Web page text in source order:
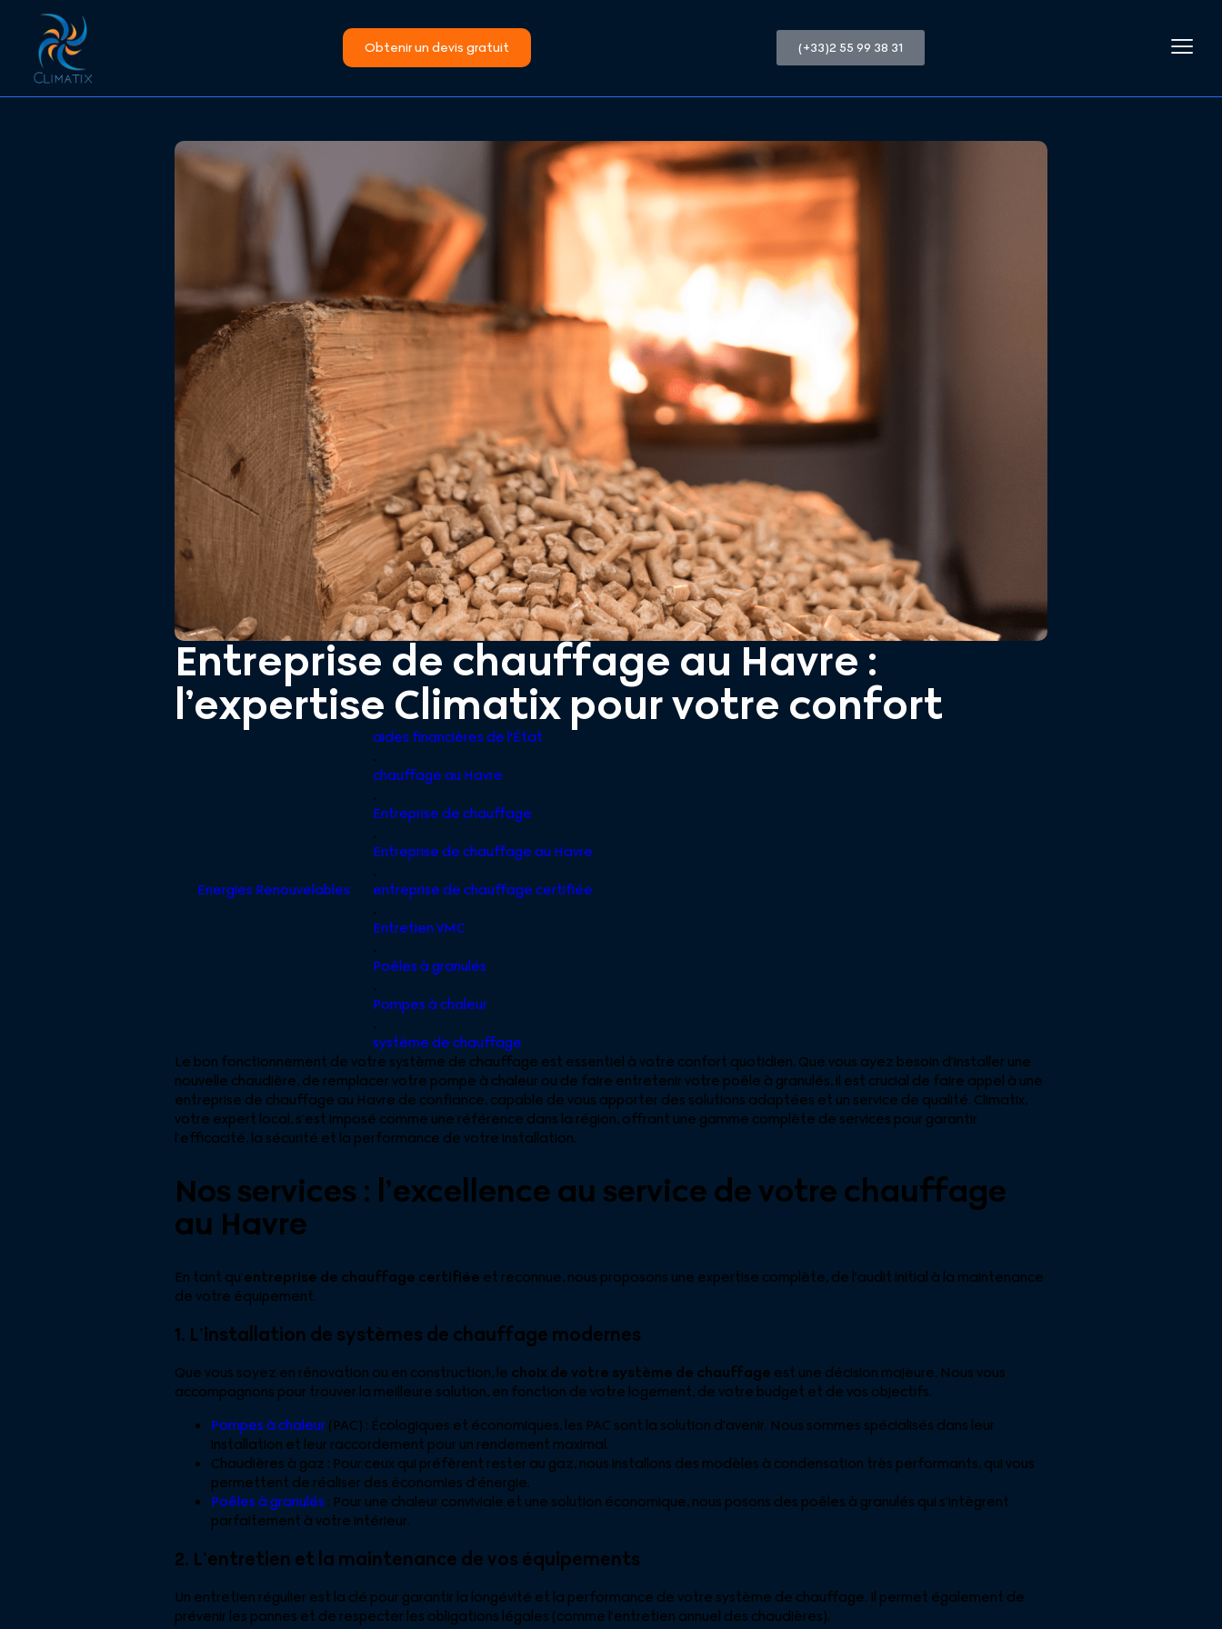
Obtenir un devis gratuit (+33)2 55 99 38 31
Entreprise de chauffage au Havre :
l’expertise Climatix pour votre confort
Energies Renouvelables
aides financières de l'État
,
chauffage au Havre
,
Entreprise de chauffage
,
Entreprise de chauffage au Havre
,
entreprise de chauffage certifiée
,
Entretien VMC
,
Poêles à granulés
,
Pompes à chaleur
,
système de chauffage
Le bon fonctionnement de votre système de chauffage est essentiel à votre confort quotidien. Que vous ayez besoin d’installer une
nouvelle chaudière, de remplacer votre pompe à chaleur ou de faire entretenir votre poêle à granulés, il est crucial de faire appel à une
entreprise de chauffage au Havre de confiance, capable de vous apporter des solutions adaptées et un service de qualité. Climatix,
votre expert local, s’est imposé comme une référence dans la région, offrant une gamme complète de services pour garantir
l’efficacité, la sécurité et la performance de votre installation.
Nos services : l’excellence au service de votre chauffage
au Havre
En tant qu’entreprise de chauffage certifiée et reconnue, nous proposons une expertise complète, de l’audit initial à la maintenance
de votre équipement.
1. L’installation de systèmes de chauffage modernes
Que vous soyez en rénovation ou en construction, le choix de votre système de chauffage est une décision majeure. Nous vous
accompagnons pour trouver la meilleure solution, en fonction de votre logement, de votre budget et de vos objectifs.
Pompes à chaleur(PAC) : Écologiques et économiques, les PAC sont la solution d’avenir. Nous sommes spécialisés dans leur
installation et leur raccordement pour un rendement maximal.
Chaudières à gaz : Pour ceux qui préfèrent rester au gaz, nous installons des modèles à condensation très performants, qui vous
permettent de réaliser des économies d’énergie.
Poêles à granulés : Pour une chaleur conviviale et une solution économique, nous posons des poêles à granulés qui s’intègrent
parfaitement à votre intérieur.
2. L’entretien et la maintenance de vos équipements
Un entretien régulier est la clé pour garantir la longévité et la performance de votre système de chauffage. Il permet également de
prévenir les pannes et de respecter les obligations légales (comme l’entretien annuel des chaudières).